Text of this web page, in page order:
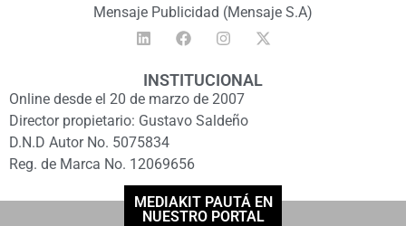
Mensaje Publicidad (Mensaje S.A)
INSTITUCIONAL
Online desde el 20 de marzo de 2007
Director propietario: Gustavo Saldeño
D.N.D Autor No. 5075834
Reg. de Marca No. 12069656
MEDIAKIT PAUTÁ EN
NUESTRO PORTAL